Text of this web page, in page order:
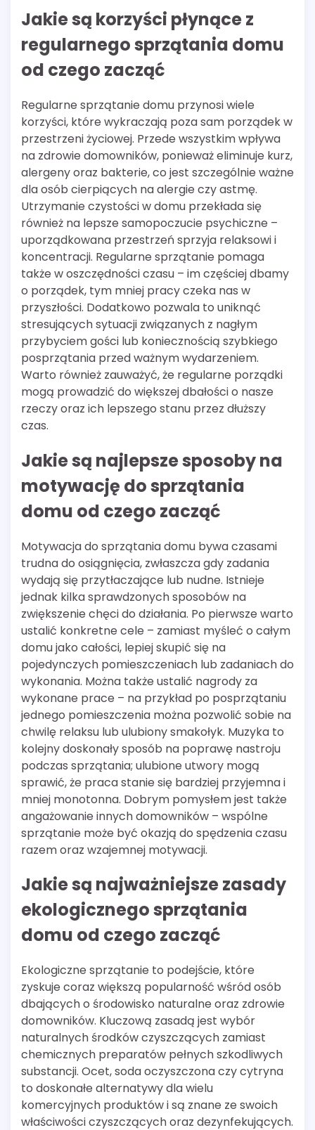
Jakie są korzyści płynące z
regularnego sprzątania domu
od czego zacząć
Regularne sprzątanie domu przynosi wiele
korzyści, które wykraczają poza sam porządek w
przestrzeni życiowej. Przede wszystkim wpływa
na zdrowie domowników, ponieważ eliminuje kurz,
alergeny oraz bakterie, co jest szczególnie ważne
dla osób cierpiących na alergie czy astmę.
Utrzymanie czystości w domu przekłada się
również na lepsze samopoczucie psychiczne –
uporządkowana przestrzeń sprzyja relaksowi i
koncentracji. Regularne sprzątanie pomaga
także w oszczędności czasu – im częściej dbamy
o porządek, tym mniej pracy czeka nas w
przyszłości. Dodatkowo pozwala to uniknąć
stresujących sytuacji związanych z nagłym
przybyciem gości lub koniecznością szybkiego
posprzątania przed ważnym wydarzeniem.
Warto również zauważyć, że regularne porządki
mogą prowadzić do większej dbałości o nasze
rzeczy oraz ich lepszego stanu przez dłuższy
czas.
Jakie są najlepsze sposoby na
motywację do sprzątania
domu od czego zacząć
Motywacja do sprzątania domu bywa czasami
trudna do osiągnięcia, zwłaszcza gdy zadania
wydają się przytłaczające lub nudne. Istnieje
jednak kilka sprawdzonych sposobów na
zwiększenie chęci do działania. Po pierwsze warto
ustalić konkretne cele – zamiast myśleć o całym
domu jako całości, lepiej skupić się na
pojedynczych pomieszczeniach lub zadaniach do
wykonania. Można także ustalić nagrody za
wykonane prace – na przykład po posprzątaniu
jednego pomieszczenia można pozwolić sobie na
chwilę relaksu lub ulubiony smakołyk. Muzyka to
kolejny doskonały sposób na poprawę nastroju
podczas sprzątania; ulubione utwory mogą
sprawić, że praca stanie się bardziej przyjemna i
mniej monotonna. Dobrym pomysłem jest także
angażowanie innych domowników – wspólne
sprzątanie może być okazją do spędzenia czasu
razem oraz wzajemnej motywacji.
Jakie są najważniejsze zasady
ekologicznego sprzątania
domu od czego zacząć
Ekologiczne sprzątanie to podejście, które
zyskuje coraz większą popularność wśród osób
dbających o środowisko naturalne oraz zdrowie
domowników. Kluczową zasadą jest wybór
naturalnych środków czyszczących zamiast
chemicznych preparatów pełnych szkodliwych
substancji. Ocet, soda oczyszczona czy cytryna
to doskonałe alternatywy dla wielu
komercyjnych produktów i są znane ze swoich
właściwości czyszczących oraz dezynfekujących.